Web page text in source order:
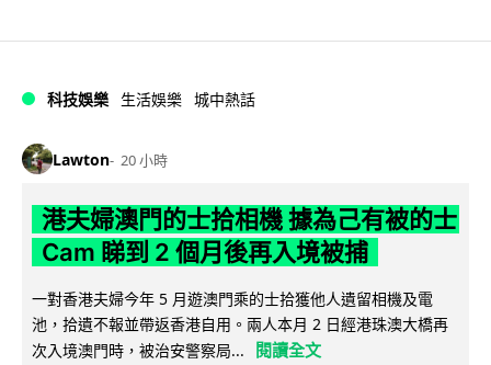
科技娛樂 生活娛樂 城中熱話
Lawton 20 小時
港夫婦澳門的士拾相機 據為己有被的士
Cam 睇到 2 個月後再入境被捕
一對香港夫婦今年 5 月遊澳門乘的士拾獲他人遺留相機及電
池，拾遺不報並帶返香港自用。兩人本月 2 日經港珠澳大橋再
次入境澳門時，被治安警察局...
閱讀全文